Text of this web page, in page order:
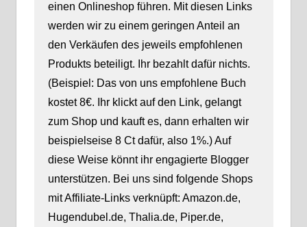
einen Onlineshop führen. Mit diesen Links
werden wir zu einem geringen Anteil an
den Verkäufen des jeweils empfohlenen
Produkts beteiligt. Ihr bezahlt dafür nichts.
(Beispiel: Das von uns empfohlene Buch
kostet 8€. Ihr klickt auf den Link, gelangt
zum Shop und kauft es, dann erhalten wir
beispielseise 8 Ct dafür, also 1%.) Auf
diese Weise könnt ihr engagierte Blogger
unterstützen. Bei uns sind folgende Shops
mit Affiliate-Links verknüpft: Amazon.de,
Hugendubel.de, Thalia.de, Piper.de,